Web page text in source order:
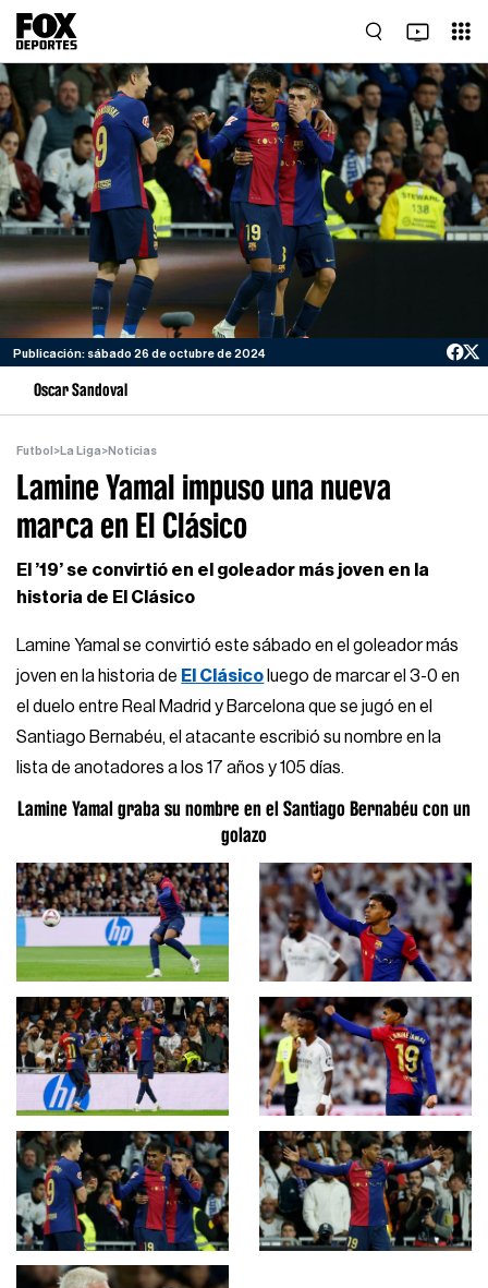
Publicación: sábado 26 de octubre de 2024
Oscar Sandoval
Futbol >La Liga>Noticias
Lamine Yamal impuso una nueva
marca en El Clásico
El ’19’ se convirtió en el goleador más joven en la
historia de El Clásico
Lamine Yamal se convirtió este sábado en el goleador más
joven en la historia de El Clásico luego de marcar el 3-0 en
el duelo entre Real Madrid y Barcelona que se jugó en el
Santiago Bernabéu, el atacante escribió su nombre en la
lista de anotadores a los 17 años y 105 días.
Lamine Yamal graba su nombre en el Santiago Bernabéu con un
golazo